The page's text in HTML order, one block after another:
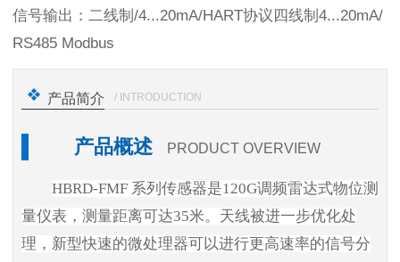
信号输出：二线制/4...20mA/HART协议四线制4...20mA/
RS485 Modbus
产品简介 / INTRODUCTION
产品概述 PRODUCT OVERVIEW
HBRD-FMF 系列传感器是120G调频雷达式物位测
量仪表，测量距离可达35米。天线被进一步优化处
理，新型快速的微处理器可以进行更高速率的信号分